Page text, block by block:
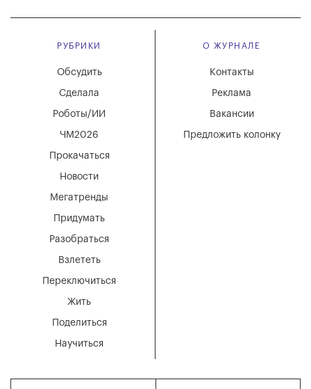
РУБРИКИ
Мегатренды
Придумать
Разобраться
Взлететь
Новости
Переключиться
Жить
Поделиться
Научиться
Обсудить
Сделала
Роботы/ИИ
ЧМ2026
Прокачаться
О ЖУРНАЛЕ
Вакансии
Реклама
Контакты
Предложить колонку